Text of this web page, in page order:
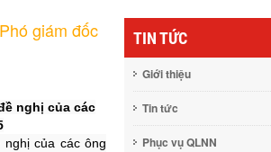
giám đốc
nghị của các
của các ông
TIN TỨC
Giới thiệu
Tin tức
Phục vụ QLNN